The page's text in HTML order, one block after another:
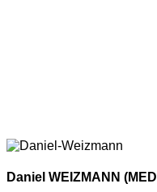
Daniel WEIZMANN